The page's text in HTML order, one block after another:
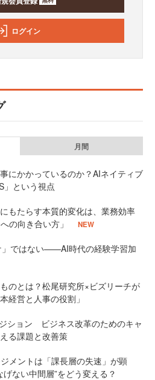
ログイン
月間
にかかっているのか？AIネイティブ
」という視点
もたらす本質的変化は、業務効率
の向き合い方」
NEW
」ではない——AI時代の経験学習加
のとは？松尾研究所×ビズリーチが
経営と人事の役割」
ション ビジネス改革のためのキャ
る課題と改善策
メントは「課長層の失速」が顕
ない中間層”をどう変える？